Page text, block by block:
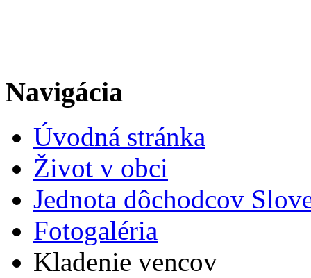
Navigácia
Úvodná stránka
Život v obci
Jednota dôchodcov
Fotogaléria
Kladenie vencov